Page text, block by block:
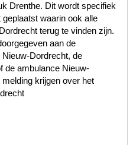
Drenthe. Dit wordt specifiek
waarin ook alle
terug te vinden zijn.
aan de
Nieuw-Dordrecht, de
de ambulance Nieuw-
krijgen over het